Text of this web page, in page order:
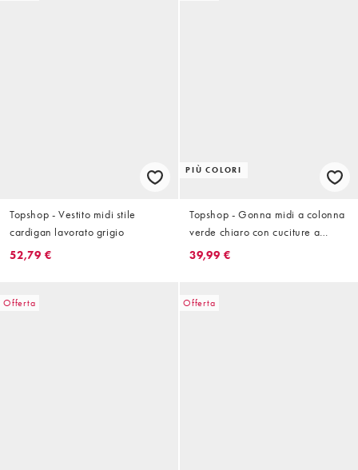
Topshop - Vestito midi stile
cardigan lavorato grigio
52,79 €
PIÙ COLORI
Topshop - Gonna midi a colonna
verde chiaro con cuciture a
contrasto
39,99 €
Offerta Offerta